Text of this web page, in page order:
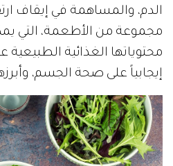
الدم، والمساهمة في إيقاف
مجموعة من الأطعمة، التي
محتوياتها الغذائية الطبيعية
إيجابياً على صحة الجسم،